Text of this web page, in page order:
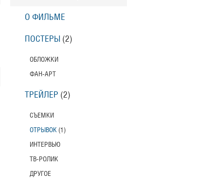
О ФИЛЬМЕ
ПОСТЕРЫ (2)
ОБЛОЖКИ
ФАН-АРТ
ТРЕЙЛЕР (2)
СЪЕМКИ
ОТРЫВОК (1)
ИНТЕРВЬЮ
ТВ-РОЛИК
ДРУГОЕ